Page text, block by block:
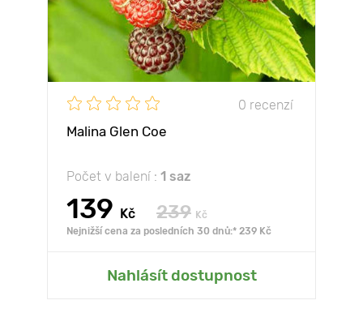
0 recenzí
Malina Glen Coe
Počet v balení : 1 saz
139 Kč 239 Kč
Nejnižší cena za posledních 30 dnů:* 239 Kč
Nahlásít dostupnost